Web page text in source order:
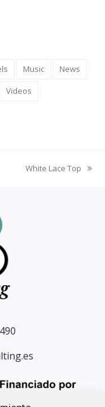
Music
News
Videos
next
White Lace Top